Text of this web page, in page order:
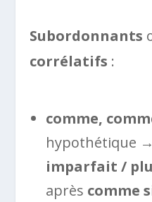
Subordonnants
corrélatifs :
comme,
hypothétique
imparfait /
après comme